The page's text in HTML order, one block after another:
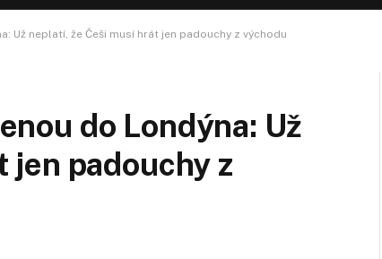
Už neplatí, že Češi musí hrát jen padouchy z východu
do Londýna: Už
jen padouchy z